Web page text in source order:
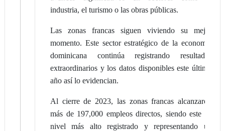
industria, el turismo o las obras públicas.
Las zonas francas siguen viviendo su mejor
momento. Este sector estratégico de la economía
dominicana continúa registrando resultados
extraordinarios y los datos disponibles este último
año así lo evidencian.
Al cierre de 2023, las zonas francas alcanzaron
más de 197,000 empleos directos, siendo este su
nivel más alto registrado y representando un